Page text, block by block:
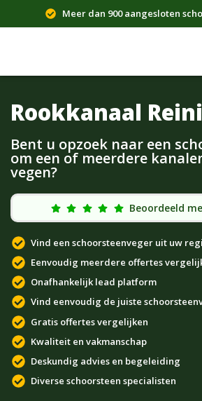
Meer dan 900 aangesloten
Rookkanaal
Bent u opzoek naar een
om een of meerdere
vegen?
Beoordeeld
Vind een schoorsteenveger uit uw
Eenvoudig meerdere offertes
Onafhankelijk lead platform
Vind eenvoudig de juiste
Gratis offertes vergelijken
Kwaliteit en vakmanschap
Deskundig advies en begeleiding
Diverse schoorsteen specialisten